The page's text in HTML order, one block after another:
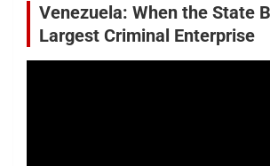
Venezuela: When the State
Largest Criminal Enterprise